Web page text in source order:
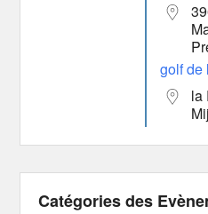
golf de
la
Catégories des